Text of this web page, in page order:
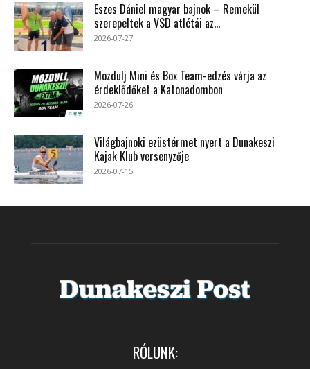
Eszes Dániel magyar bajnok – Remekül
szerepeltek a VSD atlétái az...
2026-07-27
Mozdulj Mini és Box Team-edzés várja az
érdeklődőket a Katonadombon
2026-07-26
Világbajnoki ezüstérmet nyert a Dunakeszi
Kajak Klub versenyzője
2026-07-15
RÓLUNK: